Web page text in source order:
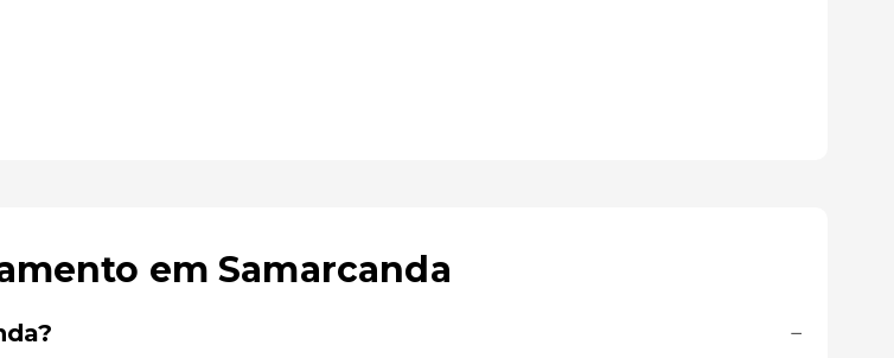
em Samarcanda
−